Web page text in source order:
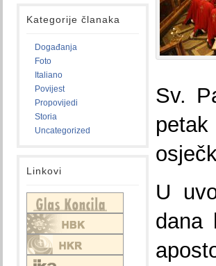
Kategorije članaka
Događanja
Foto
Italiano
Povijest
Propovijedi
Storia
Uncategorized
Linkovi
Sv.
U
dana